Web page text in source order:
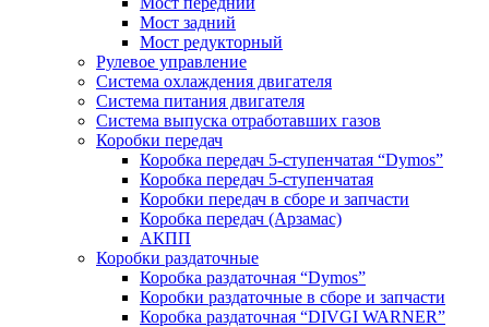
Мост задний
Мост редукторный
Рулевое управление
Система охлаждения двигателя
Система питания двигателя
Система выпуска отработавших газов
Коробки передач
Коробка передач 5-ступенчатая “Dymos”
Коробка передач 5-ступенчатая
Коробки передач в сборе и запчасти
Коробка передач (Арзамас)
АКПП
Коробки раздаточные
Коробка раздаточная “Dymos”
Коробки раздаточные в сборе и запчасти
Коробка раздаточная “DIVGI WARNER”